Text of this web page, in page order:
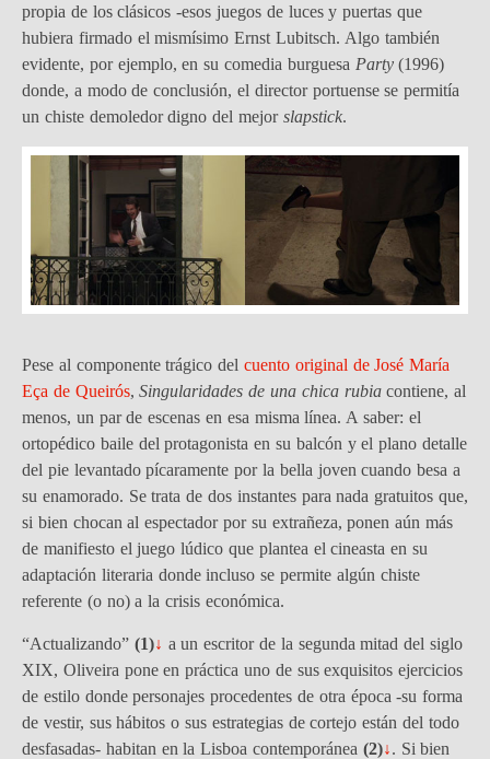
propia de los clásicos -esos juegos de luces y puertas que
hubiera firmado el mismísimo Ernst Lubitsch. Algo también
evidente, por ejemplo, en su comedia burguesa Party(1996)
donde, a modo de conclusión, el director portuense se permitía
un chiste demoledor digno del mejor slapstick.
Pese al componente trágico del cuento original de José María
Eça de Queirós,Singularidades de una chica rubiacontiene, al
menos, un par de escenas en esa misma línea. A saber: el
ortopédico baile del protagonista en su balcón y el plano detalle
del pie levantado pícaramente por la bella joven cuando besa a
su enamorado. Se trata de dos instantes para nada gratuitos que,
si bien chocan al espectador por su extrañeza, ponen aún más
de manifiesto el juego lúdico que plantea el cineasta en su
adaptación literaria donde incluso se permite algún chiste
referente (o no) a la crisis económica.
“Actualizando” (1)↓ a un escritor de la segunda mitad del siglo
XIX, Oliveira pone en práctica uno de sus exquisitos ejercicios
de estilo donde personajes procedentes de otra época -su forma
de vestir, sus hábitos o sus estrategias de cortejo están del todo
desfasadas- habitan en la Lisboa contemporánea (2)↓. Si bien